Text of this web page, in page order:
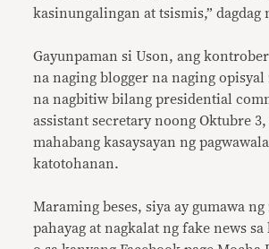
kasinungalingan at tsismis,” dagdag
Gayunpaman si Uson, ang
na naging blogger na naging opisyal
na nagbitiw bilang presidential
assistant secretary noong Oktubre 3,
mahabang kasaysayan ng
katotohanan.
Maraming beses, siya ay gumawa
pahayag at nagkalat ng fake news